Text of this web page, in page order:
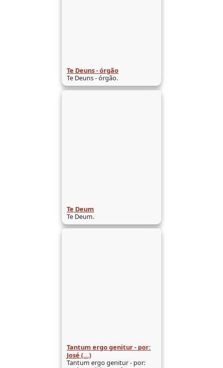
Te Deuns - órgão
Te Deuns - órgão.
Te Deum
Te Deum.
Tantum ergo genitur - por:
José (...)
Tantum ergo genitur - por: